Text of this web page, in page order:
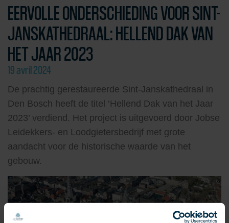
EERVOLLE ONDERSCHIEDING VOOR SINT-
JANSKATHEDRAAL: HELLEND DAK VAN
HET JAAR 2023
19 avril 2024
De prachtig gerestaureerde Sint-Janskathedraal in
Den Bosch heeft de titel ‘Hellend Dak van het Jaar
2023’ verdiend. Het project is uitgevoerd door Jobse
Leidekkers- en Loodgietersbedrijf met grote
aandacht voor de historische waarde van het
gebouw.